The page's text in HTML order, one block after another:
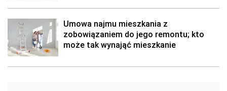
Umowa najmu mieszkania z
zobowiązaniem do jego remontu; kto
może tak wynająć mieszkanie